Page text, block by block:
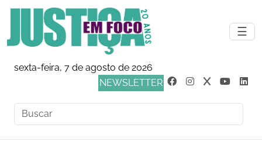
☰
sexta-feira, 7 de agosto de 2026
NEWSLETTER